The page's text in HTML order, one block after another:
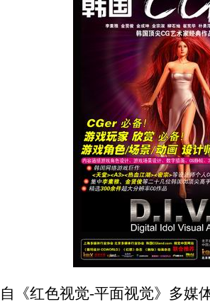
红色视觉-平面视觉》多媒